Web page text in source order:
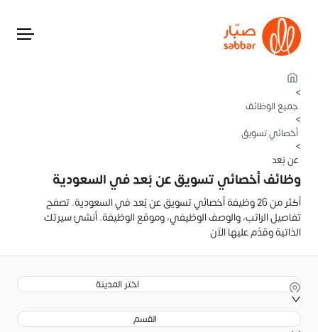
>
جميع الوظائف
>
أخصائي تسويق
>
عن بُعد
وظائف أخصائي تسويق عن بُعد في السعودية
أكثر من 26 وظيفة أخصائي تسويق عن بُعد في السعودية. تصفح
تفاصيل الراتب، والوصف الوظيفي، وموقع الوظيفة. أنشئ سيرتك
الذاتية وقدّم عليها الآن
اختر المدينة
القسم